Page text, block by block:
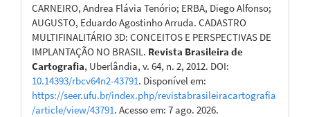
CARNEIRO, Andrea Flávia Tenório; ERBA, Diego Alfonso;
AUGUSTO, Eduardo Agostinho Arruda. CADASTRO
MULTIFINALITÁRIO 3D: CONCEITOS E PERSPECTIVAS DE
IMPLANTAÇÃO NO BRASIL. Revista Brasileira de
Cartografia, Uberlândia, v. 64, n. 2, 2012. DOI:
10.14393/rbcv64n2-43791. Disponível em:
https://seer.ufu.br/index.php/revistabrasileiracartografia
/article/view/43791. Acesso em: 7 ago. 2026.